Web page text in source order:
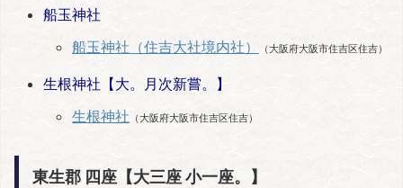
船玉神社
船玉神社（住吉大社境内社）
（大阪府大阪市住吉区住吉）
生根神社【大。月次新嘗。】
生根神社 （大阪府大阪市住吉区住吉）
東生郡 四座【大三座 小一座。】